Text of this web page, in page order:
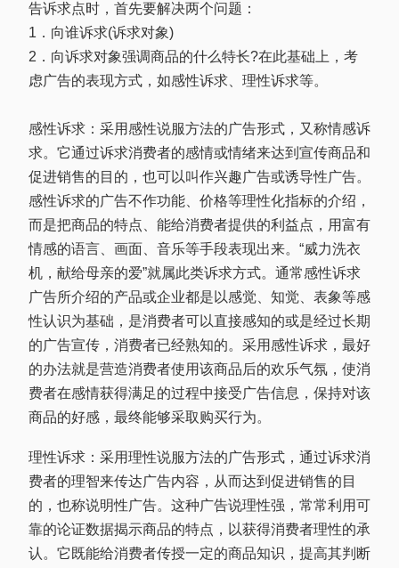
告诉求点时，首先要解决两个问题：
1．向谁诉求(诉求对象)
2．向诉求对象强调商品的什么特长?在此基础上，考
虑广告的表现方式，如感性诉求、理性诉求等。
感性诉求：采用感性说服方法的广告形式，又称情感诉
求。它通过诉求消费者的感情或情绪来达到宣传商品和
促进销售的目的，也可以叫作兴趣广告或诱导性广告。
感性诉求的广告不作功能、价格等理性化指标的介绍，
而是把商品的特点、能给消费者提供的利益点，用富有
情感的语言、画面、音乐等手段表现出来。“威力洗衣
机，献给母亲的爱”就属此类诉求方式。通常感性诉求
广告所介绍的产品或企业都是以感觉、知觉、表象等感
性认识为基础，是消费者可以直接感知的或是经过长期
的广告宣传，消费者已经熟知的。采用感性诉求，最好
的办法就是营造消费者使用该商品后的欢乐气氛，使消
费者在感情获得满足的过程中接受广告信息，保持对该
商品的好感，最终能够采取购买行为。
理性诉求：采用理性说服方法的广告形式，通过诉求消
费者的理智来传达广告内容，从而达到促进销售的目
的，也称说明性广告。这种广告说理性强，常常利用可
靠的论证数据揭示商品的特点，以获得消费者理性的承
认。它既能给消费者传授一定的商品知识，提高其判断